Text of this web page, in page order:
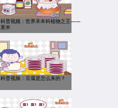
科普视频：世界禾本科植物之王——
薏米
科普视频：豆腐是怎么来的？